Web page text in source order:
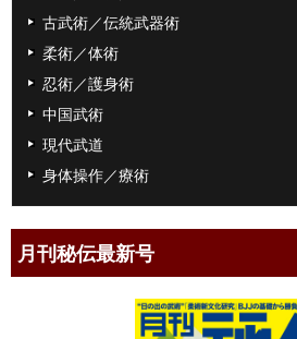
古武術／伝統武器術
柔術／体術
忍術／護身術
中国武術
現代武道
身体操作／療術
月刊秘伝最新号